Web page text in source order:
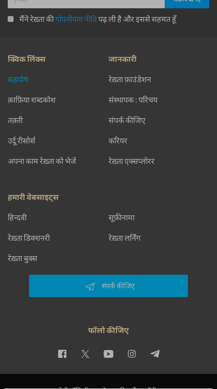
मैंने रेख़्ता कीगोपनीयता नीतिपढ़ ली है और इससे सहमत हूँ
क्विक लिंक्स
सहयोग
क़ाफ़िया शब्दकोश
तक़्ती
उर्दू रीसोर्स
अपना काम रेख़्ता को भेजें
जानकारी
रेख़्ता फ़ाउंडेशन
संस्थापक : परिचय
संपर्क कीजिए
करियर
रेख़्ता एक्सप्लोरर
हमारी वेबसाइट्स
हिन्दवी सूफ़ीनामा
रेख़्ता डिक्शनरी रेख़्ता लर्निंग
रेख़्ता बुक्स
संपर्क कीजिए
फॉलो कीजिए